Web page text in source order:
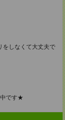
をしなくて大丈夫で
中です★